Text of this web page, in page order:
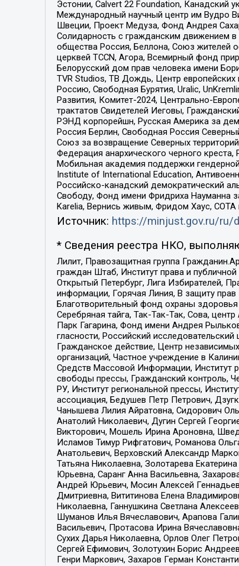
Эстонии, Calvert 22 Foundation, Канадский
Международный научный центр им Вудро
Швеции, Проект Медуза, Фонд Андрея
Солидарность с гражданским движением в
общества Россия, Беллона, Союз жителей
церквей TCCN, Агора, Всемирный фонд
Белорусский дом прав человека имени
TVR Studios, ТВ Дождь, Центр
Россию, Свободная Бурятия, Uralic,
Развития, Комитет-2024, Центрально-
трактатов Свидетелей Иеговы,
РЭНД корпорейшн, Русская Америка за
Россия Берлин, Свободная Россия
Союз за возвращение Северных
Федерация анархического черного
Мобильная академия поддержки
Institute of International Education,
Российско-канадский демократический
Свободу, Фонд имени Фридриха Науманна
Karelia, Вернись живым, Фридом Хаус,
Источник: https://minjust.gov.ru/ru/
* Сведения реестра НКО,
Лилит, Правозащитная группа
граждан Штаб, Институт права и
Открытый Петербург, Лига Избирателей,
информации, Горячая Линия, В защиту
Благотворительный фонд охраны
Серебряная тайга, Так-Так-Так, Сова,
Парк Гагарина, Фонд имени Андрея
гласности, Российский
Гражданское действие, Центр
организаций, Частное учреждение в
Средств Массовой Информации, Институт
свободы прессы, Гражданский контроль,
РУ, Институт региональной прессы,
ассоциация, Бедушев Петр Петрович,
Чанышева Лилия Айратовна, Сидорович
Анатолий Николаевич, Дугин Сергей
Викторович, Мошель Ирина Ароновна,
Исламов Тимур Рифгатович, Романова
Анатольевич, Верховский Александр
Татьяна Николаевна, Золотарева
Юрьевна, Саранг Анна Васильевна,
Андрей Юрьевич, Мосин Алексей
Дмитриевна, Вититинова Елена
Николаевна, Ганнушкина Светлана
Шуманов Илья Вячеславович, Арапова
Васильевич, Протасова Ирина
Сухих Дарья Николаевна, Орлов Олег
Сергей Ефимович, Золотухин Борис
Генри Маркович, Захаров Герман